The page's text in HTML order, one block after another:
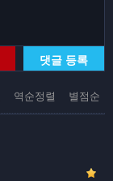
댓글 등록
역순정렬 별점순